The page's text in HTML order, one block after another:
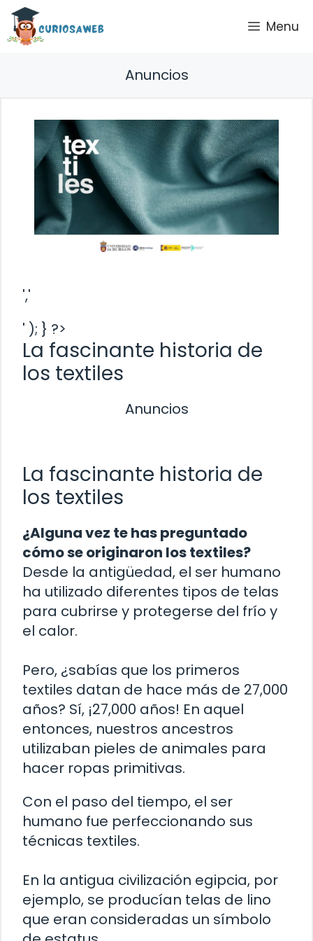
Saltar
contenido
Menu
Anuncios
','
' ); } ?>
La fascinante historia de
los textiles
Anuncios
La fascinante historia de
los textiles
¿Alguna vez te has preguntado
cómo se originaron los textiles?
Desde la antigüedad, el ser humano
ha utilizado diferentes tipos de telas
para cubrirse y protegerse del frío y
el calor.
Pero, ¿sabías que los primeros
textiles datan de hace más de 27,000
años? Sí, ¡27,000 años! En aquel
entonces, nuestros ancestros
utilizaban pieles de animales para
hacer ropas primitivas.
Con el paso del tiempo, el ser
humano fue perfeccionando sus
técnicas textiles.
En la antigua civilización egipcia, por
ejemplo, se producían telas de lino
que eran consideradas un símbolo